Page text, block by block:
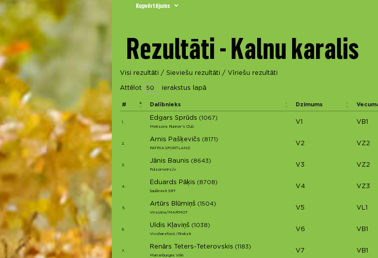
Kopvērtējums
Rezultāti - Kalnu karalis
Visi rezultāti / Sieviešu rezultāti / Vīriešu rezultāti
Attēlot ierakstus lapā
# Dalībnieks Dzimums
1.
Edgars Sprūds (1067)
Matisons Runner's Club
V1 VB1
2.
Arnis Pašķevičs (8171)
PATRIA SPORTLAND
V2 VZ2
3.
Jānis Baunis (8643)
Pulsometrs.lv
V3 VZ2
4.
Eduards Pāķis (8708)
Saulkrasti SRT
V4 VZ3
5.
Artūrs Blūmiņš (1504)
Virsotne/MARMOT
V5 VL1
6.
Uldis Kļaviņš (1038)
Vivobarefoot /Rieksti
V6 VB1
7.
Renārs Teters-Teterovskis (1183)
Marienburgas Vilki
V7 VB1